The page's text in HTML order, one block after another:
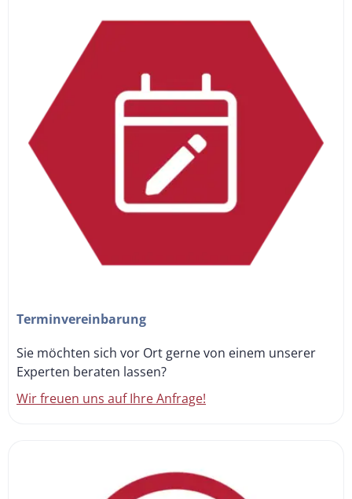
Terminvereinbarung
Sie möchten sich vor Ort gerne von einem unserer
Experten beraten lassen?
Wir freuen uns auf Ihre Anfrage!